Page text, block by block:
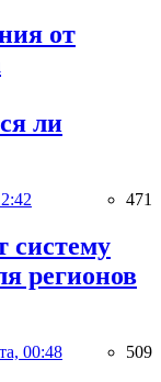
от
ли
471
систему
регионов
00:48 509